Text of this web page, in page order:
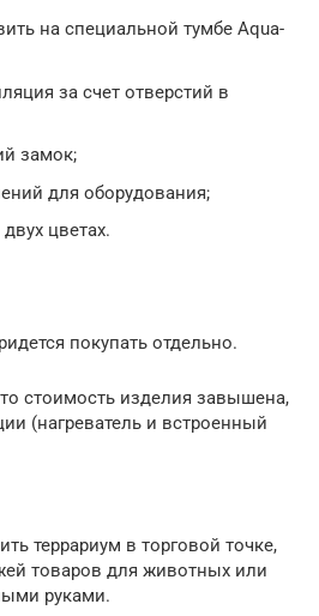
на специальной тумбе Aqua-
за счет отверстий в
замок;
для оборудования;
цветах.
покупать отдельно.
стоимость изделия завышена,
(нагреватель и встроенный
террариум в торговой точке,
товаров для животных или
руками.